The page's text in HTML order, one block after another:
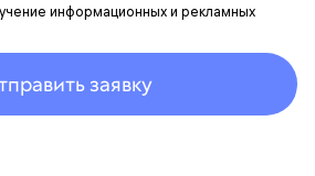
информационных и рекламных
заявку